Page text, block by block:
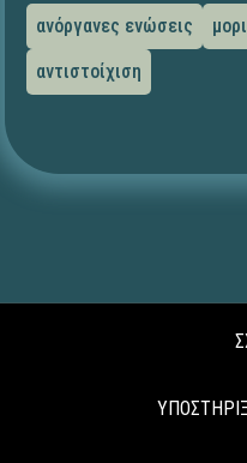
ανόργανες ενώσεις
αντιστοίχιση